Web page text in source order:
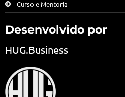
Curso e Mentoria
Desenvolvido por
HUG.Business